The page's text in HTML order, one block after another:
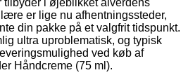
er lige nu afhentningssteder,
din pakke på et valgfrit tidspunkt.
ultra uproblematisk, og typisk
ved køb af
Håndcreme (75 ml).